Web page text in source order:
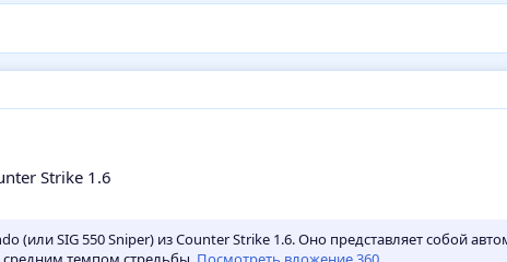
Strike 1.6
(или SIG 550 Sniper) из Counter Strike 1.6. Оно представляет собой